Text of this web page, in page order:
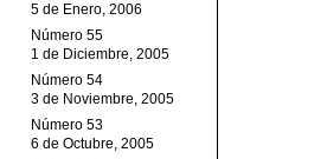
5 de Enero, 2006
Número 55
1 de Diciembre, 2005
Número 54
3 de Noviembre, 2005
Número 53
6 de Octubre, 2005